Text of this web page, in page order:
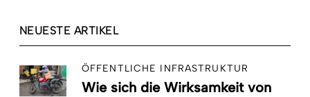
NEUESTE ARTIKEL
ÖFFENTLICHE INFRASTRUKTUR
Wie sich die Wirksamkeit von